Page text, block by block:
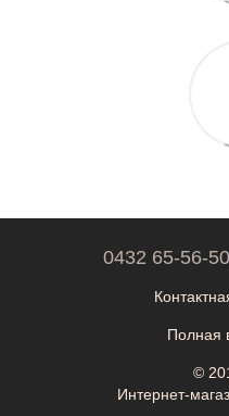
0432 65-56-50
Полная
©
Интернет-